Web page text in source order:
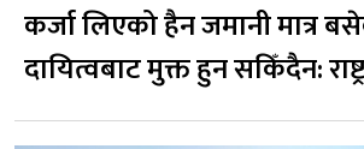
कर्जा लिएको हैन जमानी मात्र
दायित्वबाट मुक्त हुन सकिँदैन: